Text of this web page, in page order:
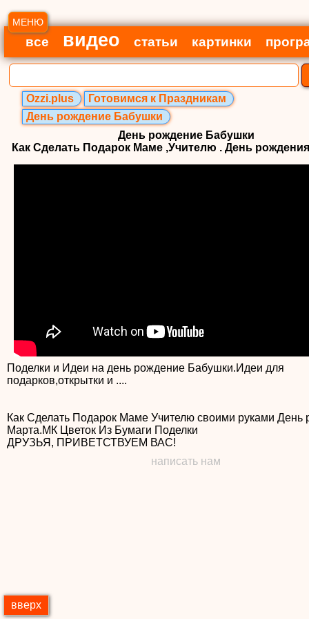
МЕНЮ
все видео статьи картинки
Ozzi.plus
Готовимся к Праздникам
День рождение Бабушки
День рождение Бабушки
Как Сделать Подарок Маме ,Учителю . День
Поделки и Идеи на день рождение Бабушки.Идеи для
подарков,открытки и ....
Как Сделать Подарок Маме Учителю своими руками День
Марта.МК Цветок Из Бумаги Поделки
написать нам
вверх